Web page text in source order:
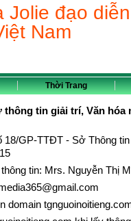
Jolie đạo
Nam
Thời Trang
thông tin giải trí, Văn
18/GP-TTĐT - Sở Thông
tin: Mrs. Nguyễn Thị
domain